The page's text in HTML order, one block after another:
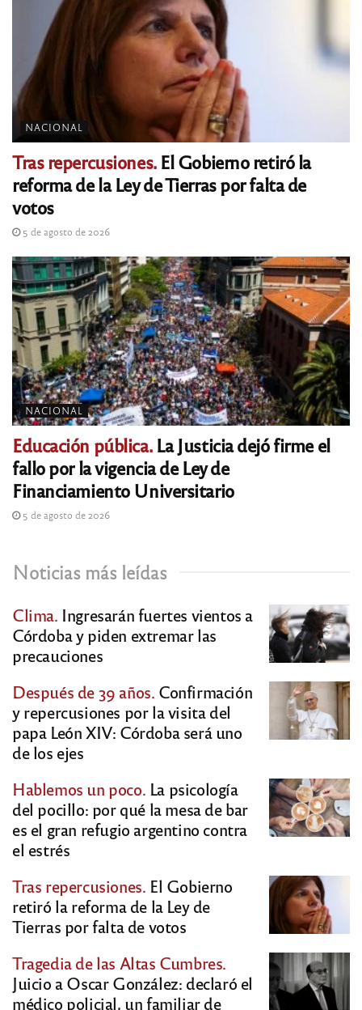
NACIONAL
Tras repercusiones.El Gobierno retiró la
reforma de la Ley de Tierras por falta de
votos
5 de agosto de 2026
NACIONAL
Educación pública.La Justicia dejó firme el
fallo por la vigencia de Ley de
Financiamiento Universitario
5 de agosto de 2026
Noticias más leídas
Clima. Ingresarán fuertes vientos a
Córdoba y piden extremar las
precauciones
Después de 39 años. Confirmación
y repercusiones por la visita del
papa León XIV: Córdoba será uno
de los ejes
Hablemos un poco. La psicología
del pocillo: por qué la mesa de bar
es el gran refugio argentino contra
el estrés
Tras repercusiones. El Gobierno
retiró la reforma de la Ley de
Tierras por falta de votos
Tragedia de las Altas Cumbres.
Juicio a Oscar González: declaró el
médico policial, un familiar de